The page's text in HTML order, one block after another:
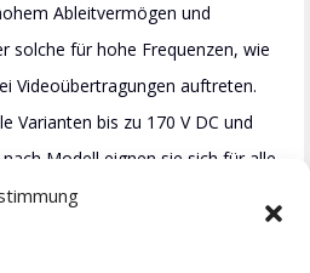
Ableitvermögen und
solche für hohe Frequenzen, wie
Videoübertragungen auftreten.
Varianten bis zu 170 V DC und
Modell eignen sie sich für alle
Typen sind nach IEC 61643-21
Schutzart IP 20 nach IEC 60529